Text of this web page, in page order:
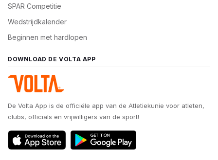
SPAR Competitie
Wedstrijdkalender
Beginnen met hardlopen
DOWNLOAD DE VOLTA APP
De Volta App is de officiële app van de Atletiekunie voor atleten,
clubs, officials en vrijwilligers van de sport!